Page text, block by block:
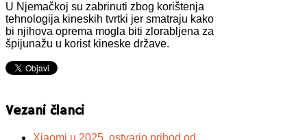
U Njemačkoj su zabrinuti zbog korištenja
tehnologija kineskih tvrtki jer smatraju kako
bi njihova oprema mogla biti zlorabljena za
špijunažu u korist kineske države.
Vezani članci